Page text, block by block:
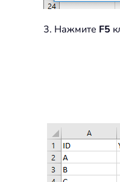
3. Нажмите F5